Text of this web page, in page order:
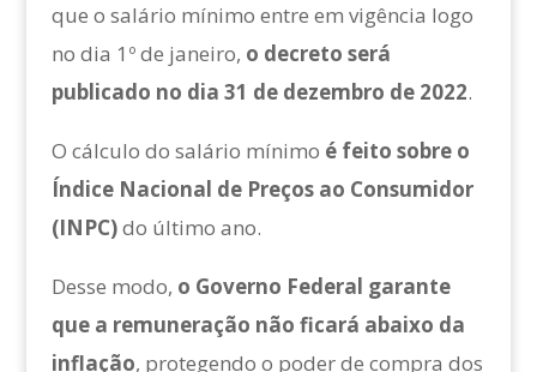
que o salário mínimo entre em vigência logo
no dia 1º de janeiro, o decreto será
publicado no dia 31 de dezembro de 2022.
O cálculo do salário mínimo é feito sobre o
Índice Nacional de Preços ao Consumidor
(INPC)do último ano.
Desse modo, o Governo Federal garante
que a remuneração não ficará abaixo da
inflação, protegendo o poder de compra dos